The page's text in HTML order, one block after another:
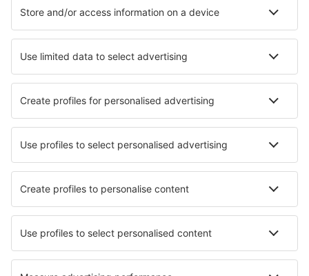
Cazare în Schladming Cazare în Zell Am See
Cazare în Achenkirch Cazare în Sankt Kanzian
Cazare în Sankt Jakob In Defereggen Cazare în Tux
Cele mai bune locuri de cazare - orașe
Cazare în Warren Cazare în Carbonero el Mayor
Cazare în Mount Victoria Cazare în Brunssum
Cazare în Flushing Cazare în Dörgicse Cazare Vlasim